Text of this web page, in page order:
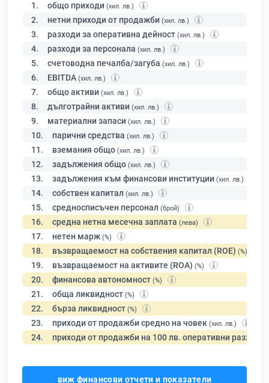
1. общо приходи (хил. лв.)
2. нетни приходи от продажби (хил. лв.)
3. разходи за оперативна дейност (хил. лв.)
4. разходи за персонала (хил. лв.)
5. счетоводна печалба/загуба (хил. лв.)
6. EBITDA (хил. лв.)
7. общо активи (хил. лв.)
8. дълготрайни активи (хил. лв.)
9. материални запаси (хил. лв.)
10. парични средства (хил. лв.)
11. вземания общо (хил. лв.)
12. задължения общо (хил. лв.)
13. задължения към финансови институции (хил. лв.)
14. собствен капитал (хил. лв.)
15. средносписъчен персонал (брой)
16. средна нетна месечна заплата (лева)
17. нетен марж (%)
18. възвращаемост на собствения капитал (ROE) (%)
19. възвращаемост на активите (ROA) (%)
20. финансова автономност (%)
21. обща ликвидност (%)
22. бърза ликвидност (%)
23. приходи от продажби средно на човек (хил. лв.)
24. приходи от продажби на 100 лв. оперативни разходи
виж финансови отчети и показатели